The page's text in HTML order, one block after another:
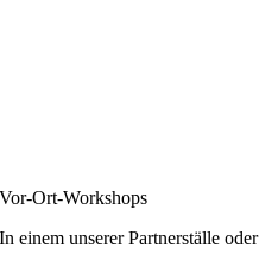
Vor-Ort-Workshops
In einem unserer Partnerställe